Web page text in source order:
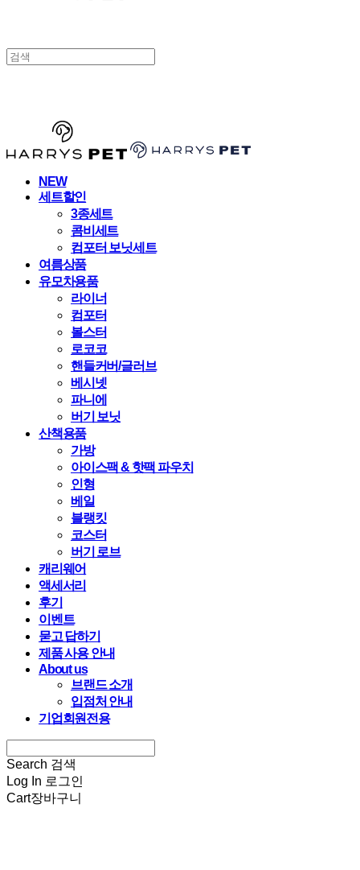
NEW
세트할인
3종세트
콤비세트
컴포터 보닛세트
여름상품
유모차용품
라이너
컴포터
볼스터
로코코
핸들커버/글러브
베시넷
파니에
버기 보닛
산책용품
가방
아이스팩 & 핫팩 파우치
인형
베일
블랭킷
코스터
버기 로브
캐리웨어
액세서리
후기
이벤트
묻고 답하기
제품 사용 안내
About us
브랜드 소개
입점처 안내
기업회원전용
Search 검색
Log In 로그인
Cart장바구니